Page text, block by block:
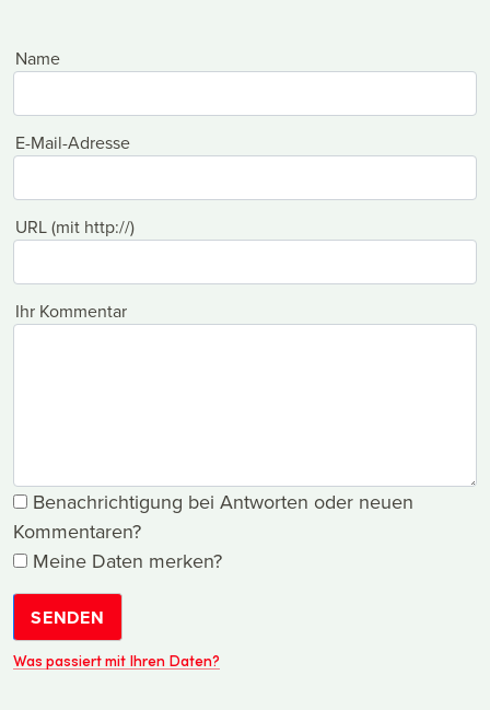
Name
E-Mail-Adresse
URL (mit http://)
Ihr Kommentar
Benachrichtigung bei Antworten oder neuen
Kommentaren?
Meine Daten merken?
SENDEN
Was passiert mit Ihren Daten?